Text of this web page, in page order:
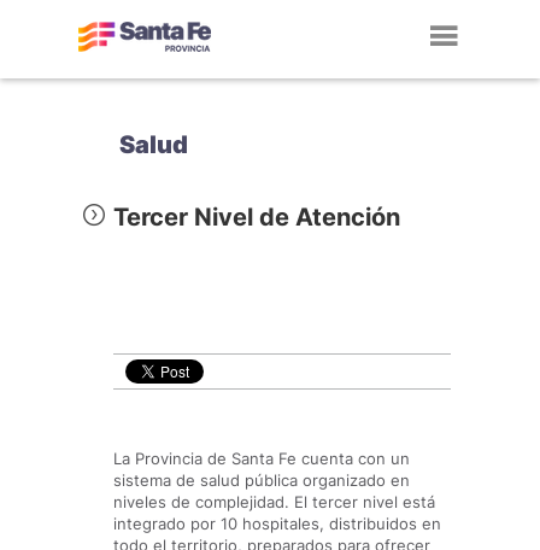
Salud
Tercer Nivel de Atención
La Provincia de Santa Fe cuenta con un
sistema de salud pública organizado en
niveles de complejidad. El tercer nivel está
integrado por 10 hospitales, distribuidos en
todo el territorio, preparados para ofrecer